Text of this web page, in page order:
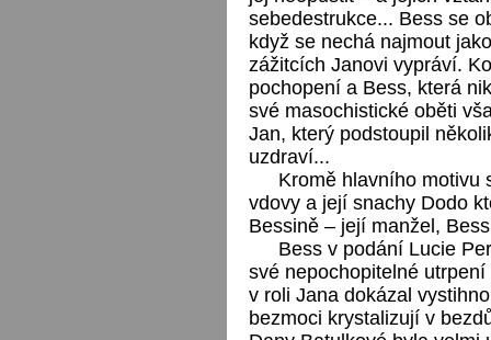
sebedestrukce... Bess se
když se nechá najmout
zážitcích Janovi vypráví.
pochopení a Bess, která
své masochistické oběti
Jan, který podstoupil
uzdraví...
Kromě hlavního motivu
vdovy a její snachy Dodo
Bessině – její manžel,
Bess v podání Lucie
své nepochopitelné
v roli Jana dokázal
bezmoci krystalizují v